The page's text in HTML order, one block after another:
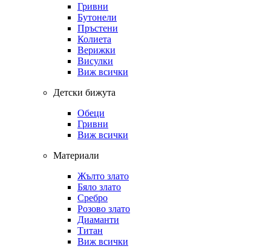
Гривни
Бутонели
Пръстени
Колиета
Верижки
Висулки
Виж всички
Детски бижута
Обеци
Гривни
Виж всички
Материали
Жълто злато
Бяло злато
Сребро
Розово злато
Диаманти
Титан
Виж всички